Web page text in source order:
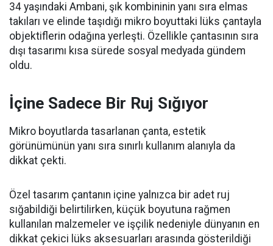
34 yaşındaki Ambani, şık kombininin yanı sıra elmas
takıları ve elinde taşıdığı mikro boyuttaki lüks çantayla
objektiflerin odağına yerleşti. Özellikle çantasının sıra
dışı tasarımı kısa sürede sosyal medyada gündem
oldu.
İçine Sadece Bir Ruj Sığıyor
Mikro boyutlarda tasarlanan çanta, estetik
görünümünün yanı sıra sınırlı kullanım alanıyla da
dikkat çekti.
Özel tasarım çantanın içine yalnızca bir adet ruj
sığabildiği belirtilirken, küçük boyutuna rağmen
kullanılan malzemeler ve işçilik nedeniyle dünyanın en
dikkat çekici lüks aksesuarları arasında gösterildiği